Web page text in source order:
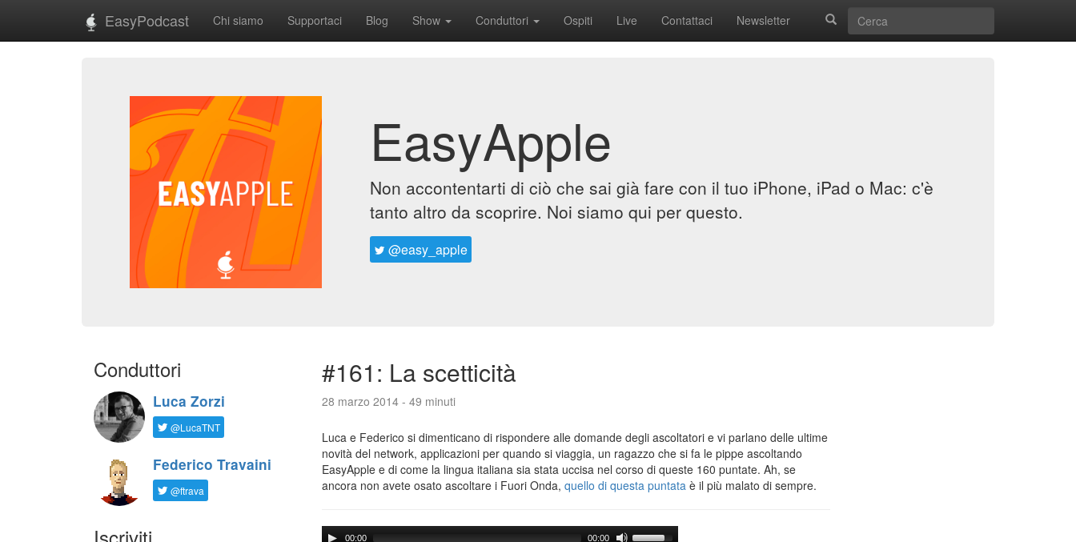
EasyPodcast Chi siamo Supportaci Blog Show Conduttori Ospiti Live Contattaci Newsletter
EasyApple
Non accontentarti di ciò che sai già fare con il tuo iPhone, iPad o Mac: c'è
tanto altro da scoprire. Noi siamo qui per questo.
@easy_apple
Conduttori
Luca Zorzi
@LucaTNT
Federico Travaini
@ftrava
#161: La scetticità
28 marzo 2014 - 49 minuti
Luca e Federico si dimenticano di rispondere alle domande degli ascoltatori e vi parlano delle ultime
novità del network, applicazioni per quando si viaggia, un ragazzo che si fa le pippe ascoltando
EasyApple e di come la lingua italiana sia stata uccisa nel corso di queste 160 puntate. Ah, se
ancora non avete osato ascoltare i Fuori Onda, quello di questa puntata è il più malato di sempre.
00:00 00:00